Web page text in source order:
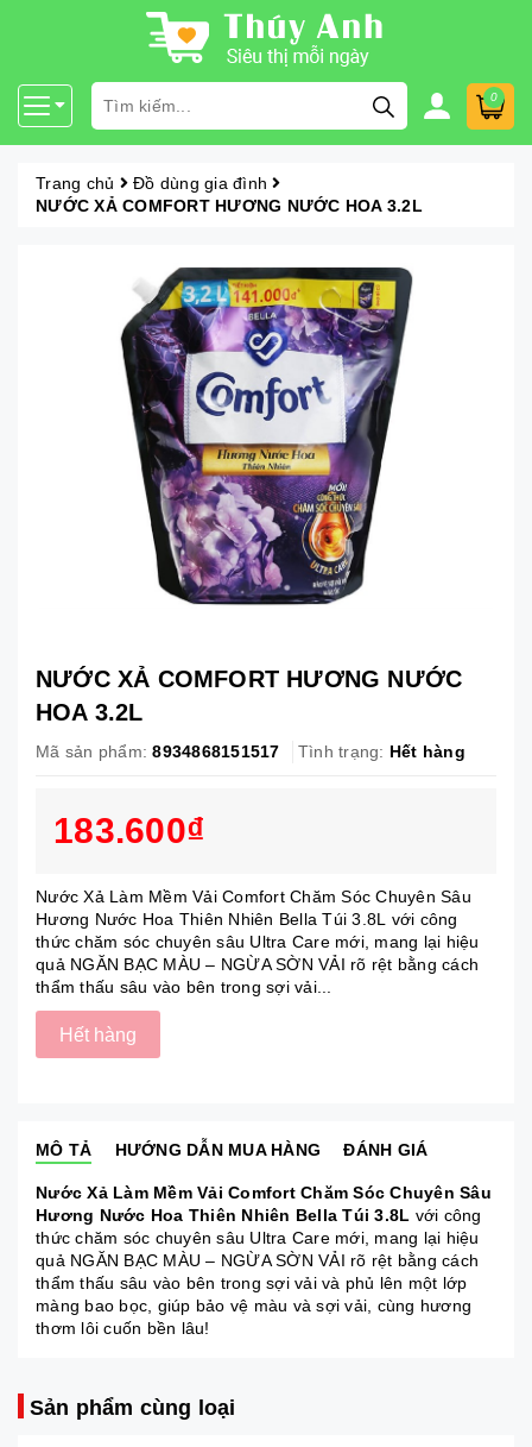
0
Trang chủ
Đồ dùng gia đình
NƯỚC XẢ COMFORT HƯƠNG NƯỚC HOA 3.2L
NƯỚC XẢ COMFORT HƯƠNG NƯỚC
HOA 3.2L
Mã sản phẩm: 8934868151517 Tình trạng: Hết hàng
183.600₫
Nước Xả Làm Mềm Vải Comfort Chăm Sóc Chuyên Sâu
Hương Nước Hoa Thiên Nhiên Bella Túi 3.8L với công
thức chăm sóc chuyên sâu Ultra Care mới, mang lại hiệu
quả NGĂN BẠC MÀU – NGỪA SỜN VẢI rõ rệt bằng cách
thẩm thấu sâu vào bên trong sợi vải...
Hết hàng
MÔ TẢ HƯỚNG DẪN MUA HÀNG ĐÁNH GIÁ
Nước Xả Làm Mềm Vải Comfort Chăm Sóc Chuyên Sâu
Hương Nước Hoa Thiên Nhiên Bella Túi 3.8L với công
thức chăm sóc chuyên sâu Ultra Care mới, mang lại hiệu
quả NGĂN BẠC MÀU – NGỪA SỜN VẢI rõ rệt bằng cách
thẩm thấu sâu vào bên trong sợi vải và phủ lên một lớp
màng bao bọc, giúp bảo vệ màu và sợi vải, cùng hương
thơm lôi cuốn bền lâu!
Sản phẩm cùng loại